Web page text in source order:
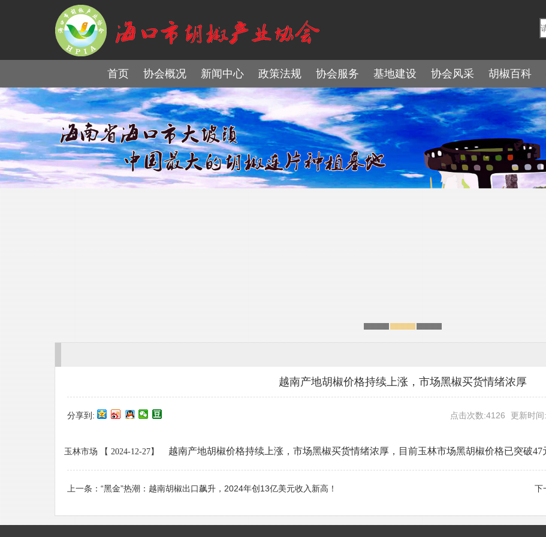
首页 协会概况 新闻中心 政策法规 协会服务 基地建设 协会风采 胡椒百科
越南产地胡椒价格持续上涨，市场黑椒买货情绪浓厚
分享到: 点击次数:4126 更新时
玉林市场 【 2024-12-27】 越南产地胡椒价格持续上涨，市场黑椒买货情绪浓厚，目前玉林市场黑胡椒价格已突破47
上一条： “黑金”热潮：越南胡椒出口飙升，2024年创13亿美元收入新高！ 下